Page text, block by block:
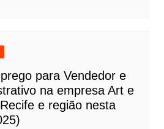
para Vendedor e
na empresa Art e
e região nesta